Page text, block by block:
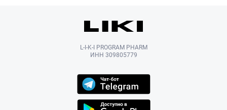
L-I-K-I PROGRAM PHARM
ИНН 309805779